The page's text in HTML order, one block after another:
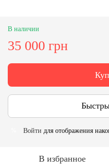
В наличии
35 000 грн
Войти для отображения
В избранное